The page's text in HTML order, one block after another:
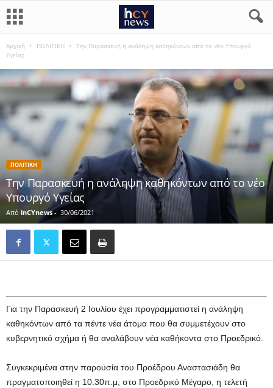
Αρχική ΠΟΛΙΤΙΚΗ
Την Παρασκευή η ανάληψη καθηκόντων από το νέο Υπουργό
Υγείας
ΠΟΛΙΤΙΚΗ
Την Παρασκευή η ανάληψη καθηκόντων από το νέο
Υπουργό Υγείας
Από inCYnews- 30/06/2021
Για την Παρασκευή 2 Ιουλίου έχει προγραμματιστεί η ανάληψη
καθηκόντων από τα πέντε νέα άτομα που θα συμμετέχουν στο
κυβερνητικό σχήμα ή θα αναλάβουν νέα καθήκοντα στο Προεδρικό.
Συγκεκριμένα στην παρουσία του Προέδρου Αναστασιάδη θα
πραγματοποιηθεί η 10.30π.μ, στο Προεδρικό Μέγαρο, η τελετή